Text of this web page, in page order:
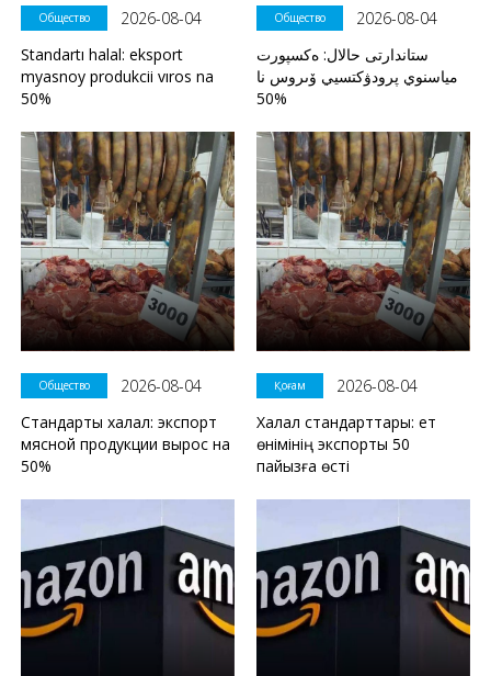
Общество
2026-08-04
Standartı halal: eksport
myasnoy produkcii vıros na
50%
Общество
2026-08-04
ستاندارتى حالال: ەكسپورت
مياسنوي پرودۋكتسيي ۆىروس نا
50%
Общество
2026-08-04
Стандарты халал: экспорт
мясной продукции вырос на
50%
Қоғам
2026-08-04
Халал стандарттары: ет
өнімінің экспорты 50
пайызға өсті